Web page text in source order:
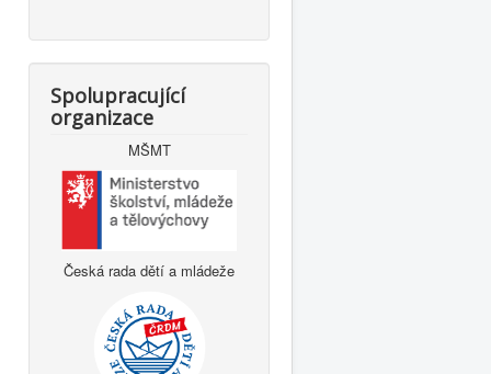
Spolupracující
organizace
MŠMT
Česká rada dětí a mládeže